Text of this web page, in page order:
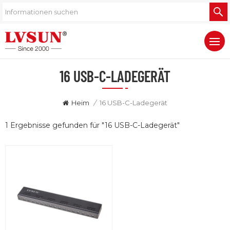
16 USB-C-LADEGERÄT
Heim / 16 USB-C-Ladegerät
1 Ergebnisse gefunden für "16 USB-C-Ladegerät"